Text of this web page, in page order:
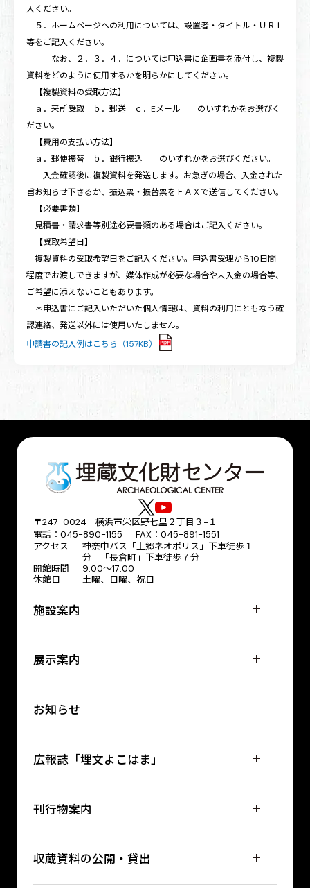
入ください。
５．ホームページへの利用については、設置者・タイトル・ＵＲＬ
等をご記入ください。
なお、２．３．４．については申込書に企画書を添付し、複製
資料をどのように使用するかを明らかにしてください。
【複製資料の受取方法】
ａ．来所受取 ｂ．郵送 ｃ．Eメール のいずれかをお選びく
ださい。
【費用の支払い方法】
ａ．郵便振替 ｂ．銀行振込 のいずれかをお選びください。
入金確認後に複製資料を発送します。お急ぎの場合、入金された
旨お知らせ下さるか、振込票・振替票をＦＡＸで送信してください。
【必要書類】
見積書・請求書等別途必要書類のある場合はご記入ください。
【受取希望日】
複製資料の受取希望日をご記入ください。申込書受理から10日間
程度でお渡しできますが、媒体作成が必要な場合や未入金の場合等、
ご希望に添えないこともあります。
＊申込書にご記入いただいた個人情報は、資料の利用にともなう確
認連絡、発送以外には使用いたしません。
申請書の記入例はこちら（157KB）
〒247-0024 横浜市栄区野七里２丁目３−１
電話：045-890-1155 FAX：045-891-1551
アクセス
神奈中バス「上郷ネオポリス」下車徒歩１
分 「長倉町」下車徒歩７分
開館時間
9:00～17:00
休館日
土曜、日曜、祝日
施設案内
展示案内
お知らせ
広報誌「埋文よこはま」
刊行物案内
収蔵資料の公開・貸出